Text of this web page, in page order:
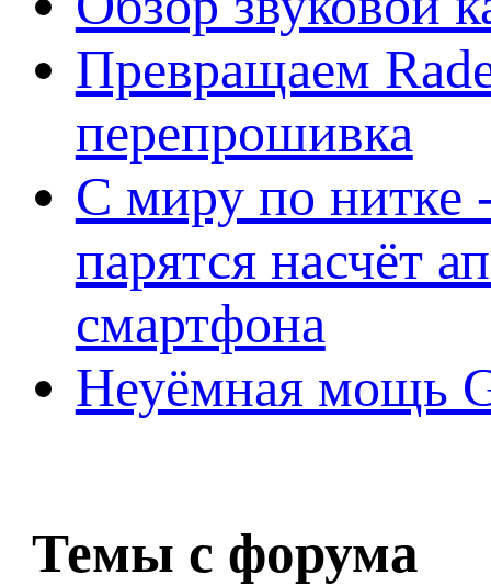
Превращаем
перепрошивка
С миру по нитке
парятся насчёт
смартфона
Неуёмная мощь
Темы с форума